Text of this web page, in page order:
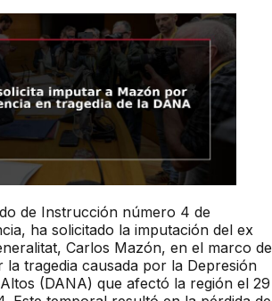
de Instrucción número 4 de
ha solicitado la imputación del ex
Carlos Mazón, en el marco de
la tragedia causada por la Depresión
(DANA) que afectó la región el 29